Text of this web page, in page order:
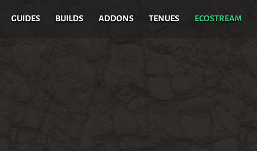
GUIDES BUILDS ADDONS TENUES ECOSTREAM